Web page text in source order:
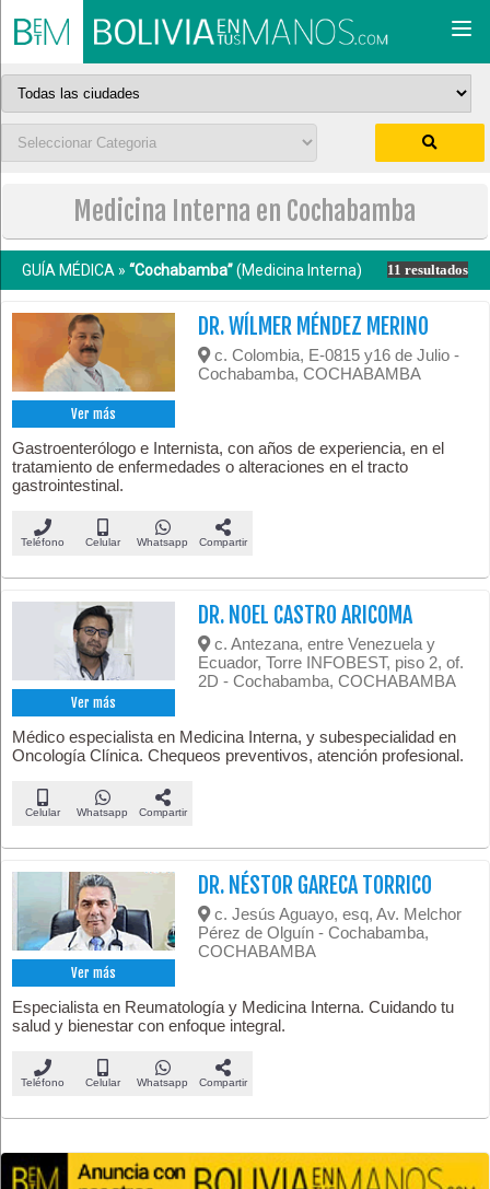
Medicina Interna en Cochabamba
GUÍA MÉDICA » “Cochabamba”(Medicina Interna) 11 resultados
Ver más
DR. WÍLMER MÉNDEZ MERINO
c. Colombia, E-0815 y16 de Julio -
Cochabamba, COCHABAMBA
Gastroenterólogo e Internista, con años de experiencia, en el
tratamiento de enfermedades o alteraciones en el tracto
gastrointestinal.
Teléfono Celular Whatsapp Compartir
Ver más
DR. NOEL CASTRO ARICOMA
c. Antezana, entre Venezuela y
Ecuador, Torre INFOBEST, piso 2, of.
2D - Cochabamba, COCHABAMBA
Médico especialista en Medicina Interna, y subespecialidad en
Oncología Clínica. Chequeos preventivos, atención profesional.
Celular Whatsapp Compartir
Ver más
DR. NÉSTOR GARECA TORRICO
c. Jesús Aguayo, esq, Av. Melchor
Pérez de Olguín - Cochabamba,
COCHABAMBA
Especialista en Reumatología y Medicina Interna. Cuidando tu
salud y bienestar con enfoque integral.
Teléfono Celular Whatsapp Compartir